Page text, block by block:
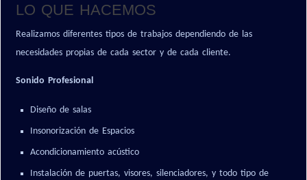
LO QUE HACEMOS
Realizamos diferentes tipos de trabajos dependiendo de las
necesidades propias de cada sector y de cada cliente.
Sonido Profesional
Diseño de salas
Insonorización de Espacios
Acondicionamiento acústico
Instalación de puertas, visores, silenciadores, y todo tipo de